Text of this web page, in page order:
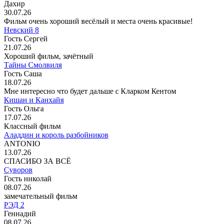
Дахир
30.07.26
Фильм очень хороший весёлый и места очень красивые!
Невский 8
Гость Сергей
21.07.26
Хороший фильм, зачётный
Тайны Смолвиля
Гость Саша
18.07.26
Мне интересно что будет дальше с Кларком Кентом
Кишан и Канхайя
Гость Ольга
17.07.26
Классный фильм
Аладдин и король разбойников
ANTONIO
13.07.26
СПАСИБО ЗА ВСЁ
Суворов
Гость николай
08.07.26
замечательный фильм
РЭД 2
Геннадий
08.07.26